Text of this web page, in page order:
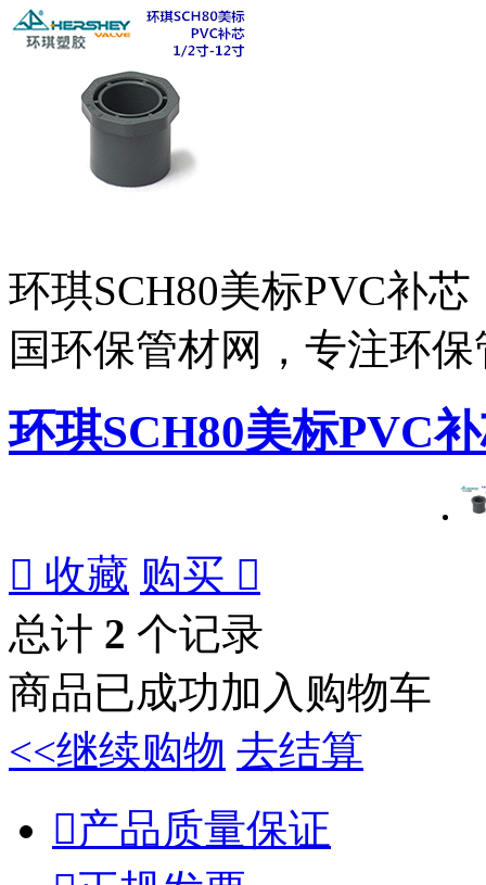
环琪SCH80美标PVC补
国环保管材网，专注环
环琪SCH80美标PVC
 收藏 购买 
总计 2 个记录
商品已成功加入购物车
<<继续购物 去结算
产品质量保证